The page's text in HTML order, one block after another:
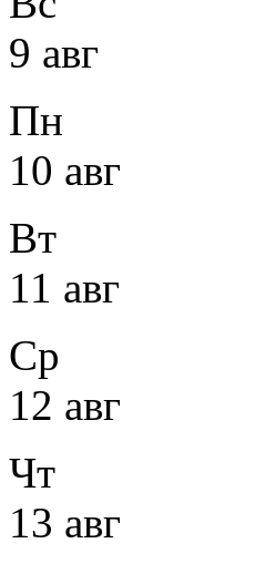
9 авг
Пн
10 авг
Вт
11 авг
Ср
12 авг
Чт
13 авг